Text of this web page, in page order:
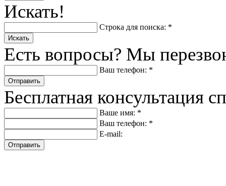
Искать!
Строка для поиска: *
Искать
Есть вопросы? Мы
Ваш телефон: *
Отправить
Бесплатная консультация
Ваше имя: *
Ваш телефон: *
E-mail:
Отправить